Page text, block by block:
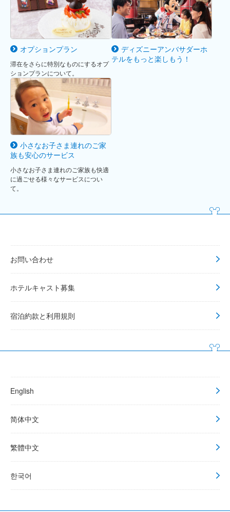
オプションプラン
滞在をさらに特別なものにするオプ
ションプランについて。
ディズニーアンバサダーホ
テルをもっと楽しもう！
小さなお子さま連れのご家
族も安心のサービス
小さなお子さま連れのご家族も快適
に過ごせる様々なサービスについ
て。
お問い合わせ
ホテルキャスト募集
宿泊約款と利用規則
English
简体中文
繁體中文
한국어